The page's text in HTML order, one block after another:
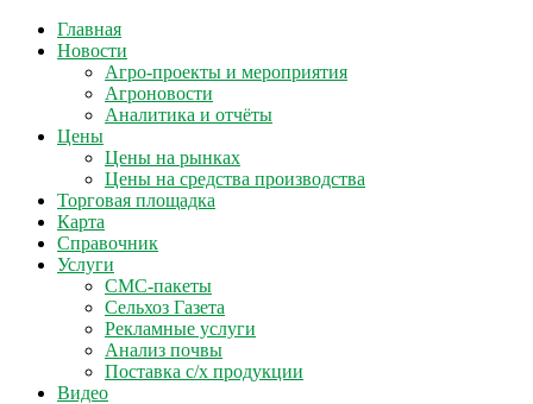
Главная
Новости
Агро-проекты и мероприятия
Агроновости
Аналитика и отчёты
Цены
Цены на рынках
Цены на средства производства
Торговая площадка
Карта
Справочник
Услуги
СМС-пакеты
Сельхоз Газета
Рекламные услуги
Анализ почвы
Поставка с/х продукции
Видео